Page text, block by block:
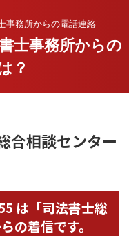
事務所からの電話連絡
士事務所からの
？
合相談センター
は「司法書士総
の着信です。